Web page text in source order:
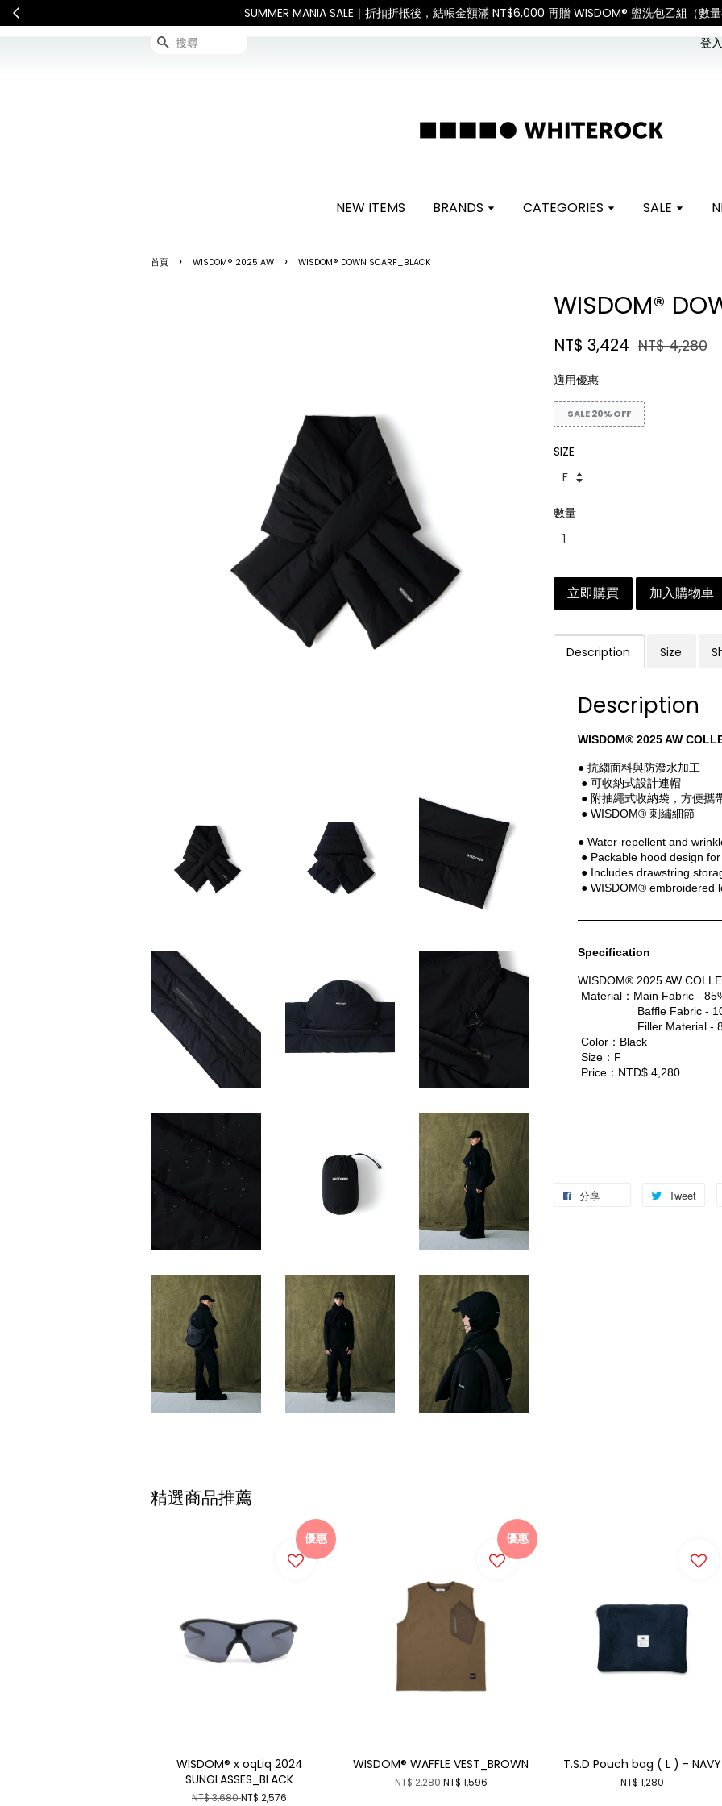
連假期間宅配服務將暫停配送。 如遇假日、天災或其他不可抗力因素，出貨安排可能調整，敬請見諒 查看國內宅配
搜尋 登
NEW ITEMS BRANDS CATEGORIES SALE
首頁 › WISDOM® 2025 AW › WISDOM® DOWN SCARF_BLACK
WISDOM®
NT$ 3,424 NT$ 4,280
適用優惠
SALE 20% OFF
SIZE
數量
立即購買 加入購物車
Description Size
Description
WISDOM® 2025 AW
● 抗縐面料與防潑水加工
● 可收納式設計連帽
● 附抽繩式收納袋，方便攜
● WISDOM® 刺繡細節
● Water-repellent and
● Packable hood design
● Includes drawstring
● WISDOM® embroidered
Specification
WISDOM® 2025 AW
Material：Main Fabric -
Baffle Fabric -
Filler Material - 80/
Color：Black
Size：F
Price：NTD$ 4,280
分享 Tweet
精選商品推薦
優惠
WISDOM® x oqLiq 2024
SUNGLASSES_BLACK
NT$ 3,680NT$ 2,576
優惠
WISDOM® WAFFLE VEST_BROWN
NT$ 2,280NT$ 1,596
T.S.D Pouch bag ( L ) - NAVY
NT$ 1,280